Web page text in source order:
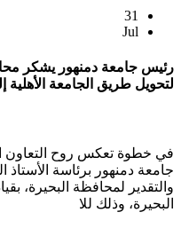
31
Jul
رئيس جامعة دمنهور يشكر
لتحويل طريق الجامعة الأهلية
في خطوة تعكس روح التعاون
جامعة دمنهور برئاسة الأستاذ
والتقدير لمحافظة البحيرة،
البحيرة، وذلك للا